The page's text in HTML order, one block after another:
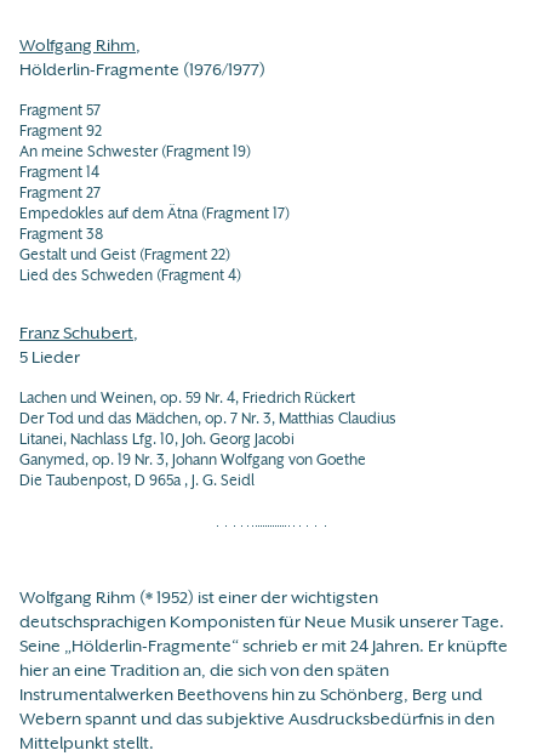
Wolfgang Rihm,
Hölderlin-Fragmente (1976/1977)
Fragment 57
Fragment 92
An meine Schwester (Fragment 19)
Fragment 14
Fragment 27
Empedokles auf dem Ätna (Fragment 17)
Fragment 38
Gestalt und Geist (Fragment 22)
Lied des Schweden (Fragment 4)
Franz Schubert,
5 Lieder
Lachen und Weinen, op. 59 Nr. 4, Friedrich Rückert
Der Tod und das Mädchen, op. 7 Nr. 3, Matthias Claudius
Litanei, Nachlass Lfg. 10, Joh. Georg Jacobi
Ganymed, op. 19 Nr. 3, Johann Wolfgang von Goethe
Die Taubenpost, D 965a , J. G. Seidl
Wolfgang Rihm (* 1952) ist einer der wichtigsten
deutschsprachigen Komponisten für Neue Musik unserer Tage.
Seine „Hölderlin-Fragmente“ schrieb er mit 24 Jahren. Er knüpfte
hier an eine Tradition an, die sich von den späten
Instrumentalwerken Beethovens hin zu Schönberg, Berg und
Webern spannt und das subjektive Ausdrucksbedürfnis in den
Mittelpunkt stellt.